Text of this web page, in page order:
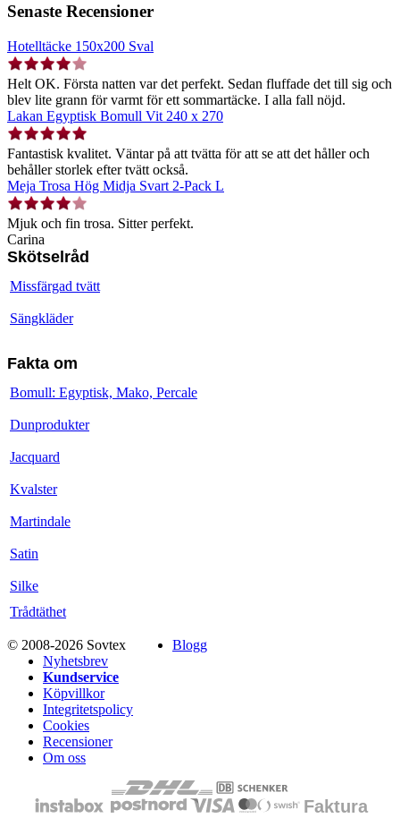
Senaste Recensioner
Hotelltäcke 150x200 Sval
Helt OK. Första natten var det perfekt. Sedan fluffade det till sig och
blev lite grann för varmt för ett sommartäcke. I alla fall nöjd.
Lakan Egyptisk Bomull Vit 240 x 270
Fantastisk kvalitet. Väntar på att tvätta för att se att det håller och
behåller storlek efter tvätt också.
Meja Trosa Hög Midja Svart 2-Pack L
Mjuk och fin trosa. Sitter perfekt.
Carina
Skötselråd
Missfärgad tvätt
Sängkläder
Fakta om
Bomull: Egyptisk, Mako, Percale
Dunprodukter
Jacquard
Kvalster
Martindale
Satin
Silke
Trådtäthet
© 2008-2026 Sovtex
Blogg
Nyhetsbrev
Kundservice
Köpvillkor
Integritetspolicy
Cookies
Recensioner
Om oss